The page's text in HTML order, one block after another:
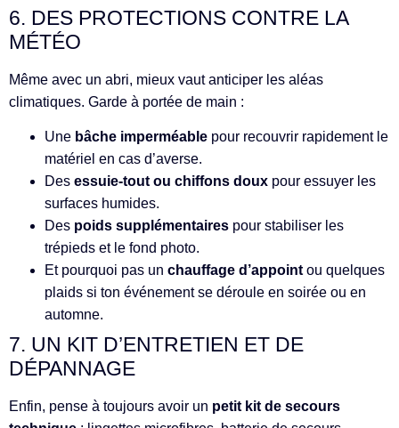
6. DES PROTECTIONS CONTRE LA
MÉTÉO
Même avec un abri, mieux vaut anticiper les aléas
climatiques. Garde à portée de main :
Une bâche imperméable pour recouvrir rapidement le
matériel en cas d’averse.
Des essuie-tout ou chiffons doux pour essuyer les
surfaces humides.
Des poids supplémentaires pour stabiliser les
trépieds et le fond photo.
Et pourquoi pas un chauffage d’appoint ou quelques
plaids si ton événement se déroule en soirée ou en
automne.
7. UN KIT D’ENTRETIEN ET DE
DÉPANNAGE
Enfin, pense à toujours avoir un petit kit de secours